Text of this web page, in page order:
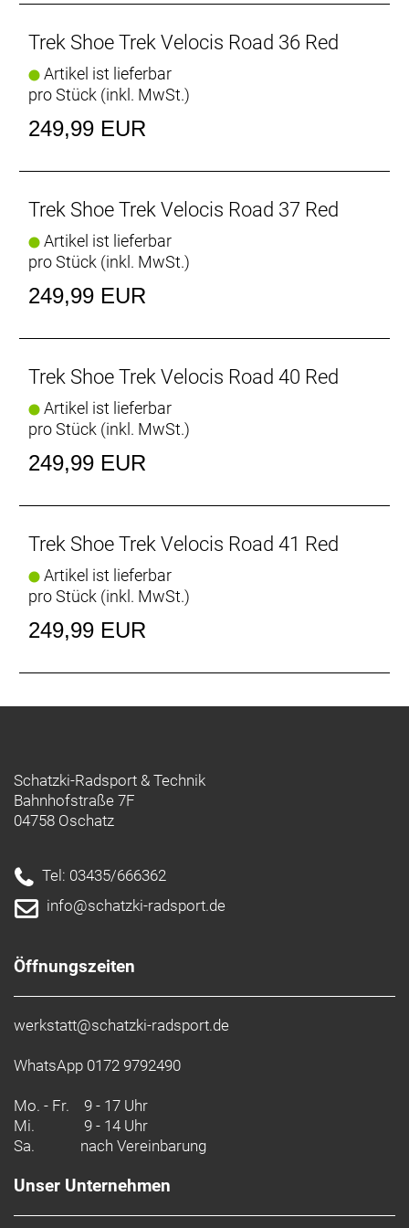
Für eine optimale Kraftübertragung bei jedem
Sohlenplatte aus OCLV Carbon Verbundmaterial mit
einem Steifigkeitsindex von 10/14 aus.
Perfekte Passform
Sekundenschnelle. Eine integrierte Fersenschale
Effizienz beim Treten.
InForm Pro Leisten
Mit dem InForm Pro Leisten profitieren Fahrer:innen
Renneinsatz.
- Fasergehalt (Liner): 100 % Mesh
- Fasergehalt (Sohle): 70 % Carbon / 30 % Glasfaser
- Fasergehalt (oben): 95 % thermoplastisches
Polyurethan / 5 % Nylon
Trek Shoe Trek Velocis Road 36 Red
Artikel ist lieferbar
pro Stück (inkl. MwSt.)
249,99 EUR
Trek Shoe Trek Velocis Road 37 Red
Artikel ist lieferbar
pro Stück (inkl. MwSt.)
249,99 EUR
Trek Shoe Trek Velocis Road 40 Red
Artikel ist lieferbar
pro Stück (inkl. MwSt.)
249,99 EUR
Trek Shoe Trek Velocis Road 41 Red
Artikel ist lieferbar
pro Stück (inkl. MwSt.)
249,99 EUR
Schatzki-Radsport & Technik
Bahnhofstraße 7F
04758 Oschatz
Tel: 03435/666362
info@schatzki-radsport.de
Öffnungszeiten
werkstatt@schatzki-radsport.de
WhatsApp 0172 9792490
Mo. - Fr. 9 - 17 Uhr
Mi.
9 - 14 Uhr
Sa.
nach Vereinbarung
Unser Unternehmen